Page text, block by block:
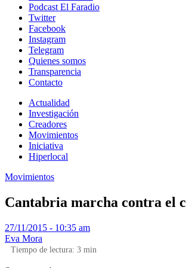
Podcast El Faradio
Twitter
Facebook
Instagram
Telegram
Quienes somos
Transparencia
Contacto
Actualidad
Investigación
Creadores
Movimientos
Iniciativa
Hiperlocal
Movimientos
Cantabria marcha contra el
27/11/2015 - 10:35 am
Eva Mora
Tiempo de lectura: 3 min